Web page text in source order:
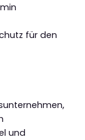
für den
und